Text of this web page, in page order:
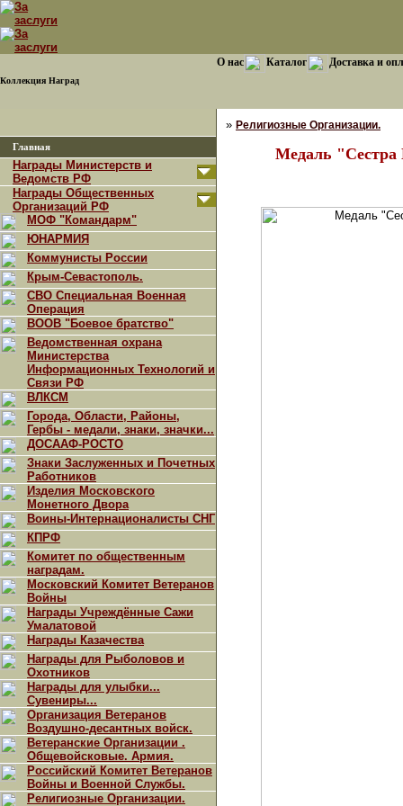
Коллекция Наград
О нас Каталог Доставка и
Главная
Награды Министерств и
Ведомств РФ
Награды Общественных
Организаций РФ
МОФ "Командарм"
ЮНАРМИЯ
Коммунисты России
Крым-Севастополь.
СВО Специальная Военная
Операция
ВООВ "Боевое братство"
Ведомственная охрана
Министерства
Информационных Технологий и
Связи РФ
ВЛКСМ
Города, Области, Районы,
Гербы - медали, знаки, значки...
ДОСААФ-РОСТО
Знаки Заслуженных и Почетных
Работников
Изделия Московского
Монетного Двора
Воины-Интернационалисты СНГ
КПРФ
Комитет по общественным
наградам.
Московский Комитет Ветеранов
Войны
Награды Учреждённые Сажи
Умалатовой
Награды Казачества
Награды для Рыболовов и
Охотников
Награды для улыбки...
Сувениры...
Организация Ветеранов
Воздушно-десантных войск.
Ветеранские Организации .
Общевойсковые. Армия.
Российский Комитет Ветеранов
Войны и Военной Службы.
Религиозные Организации.
» Религиозные Организации.
Медаль "Сестра